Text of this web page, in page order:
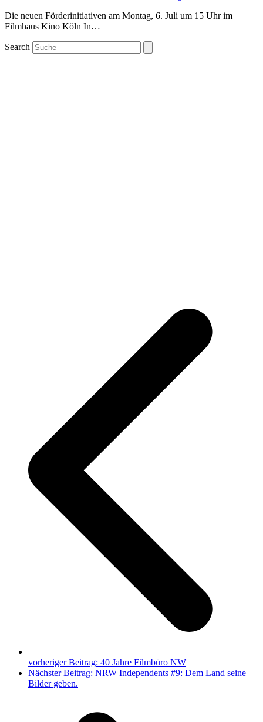
Die neuen Förderinitiativen am Montag, 6. Juli um 15 Uhr im
Filmhaus Kino Köln In…
Search
vorheriger Beitrag: 40 Jahre Filmbüro NW
Nächster Beitrag: NRW Independents #9: Dem Land seine
Bilder geben.